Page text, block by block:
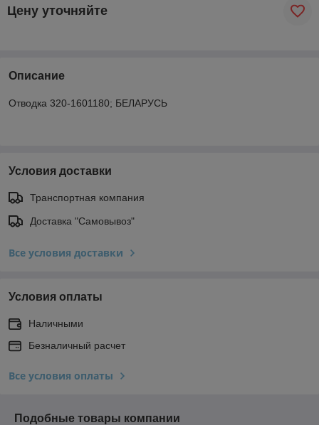
Цену уточняйте
Описание
Отводка 320-1601180; БЕЛАРУСЬ
Условия доставки
Транспортная компания
Доставка "Самовывоз"
Все условия доставки
Условия оплаты
Наличными
Безналичный расчет
Все условия оплаты
Подобные товары компании